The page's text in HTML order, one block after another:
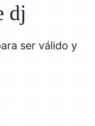
dj
ser válido y